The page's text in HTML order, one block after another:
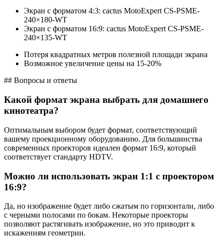
Экран с форматом 4:3: cactus MotoExpert CS-PSME-
240×180-WT
Экран с форматом 16:9: cactus MotoExpert CS-PSME-
240×135-WT
Потеря квадратных метров полезной площади экрана
Возможное увеличение цены на 15-20%
## Вопросы и ответы
Какой формат экрана выбрать для домашнего
кинотеатра?
Оптимальным выбором будет формат, соответствующий
вашему проекционному оборудованию. Для большинства
современных проекторов идеален формат 16:9, который
соответствует стандарту HDTV.
Можно ли использовать экран 1:1 с проектором
16:9?
Да, но изображение будет либо сжатым по горизонтали, либо
с черными полосами по бокам. Некоторые проекторы
позволяют растягивать изображение, но это приводит к
искажениям геометрии.